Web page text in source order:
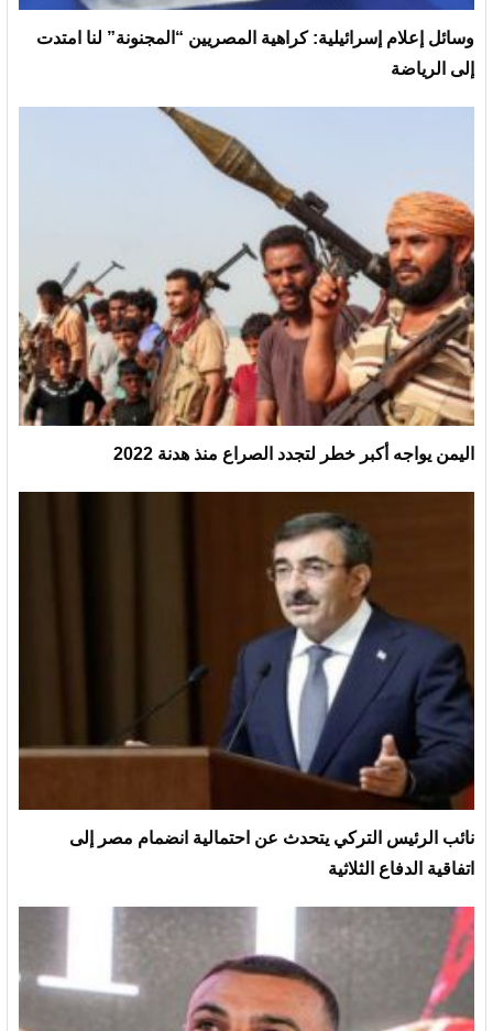
وسائل إعلام إسرائيلية: كراهية المصريين “المجنونة” لنا امتدت
إلى الرياضة
اليمن يواجه أكبر خطر لتجدد الصراع منذ هدنة 2022
نائب الرئيس التركي يتحدث عن احتمالية انضمام مصر إلى
اتفاقية الدفاع الثلاثية